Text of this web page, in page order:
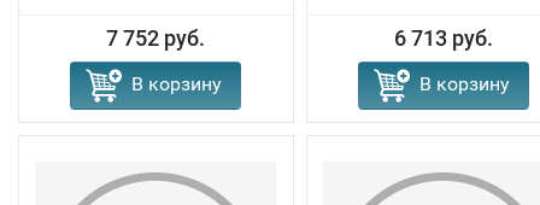
7 752 руб.
В корзину
6 713 руб.
В корзину